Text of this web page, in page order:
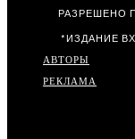
РАЗРЕШЕНО
*ИЗДАНИЕ
АВТОРЫ
РЕКЛАМА